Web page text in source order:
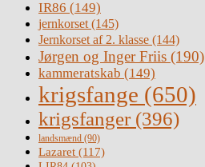
IR86 (149)
jernkorset(145)
Jernkorset af 2. klasse (144)
Jørgen og Inger Friis (190)
kammeratskab (149)
krigsfange (650)
krigsfanger (396)
landsmænd (90)
Lazaret (117)